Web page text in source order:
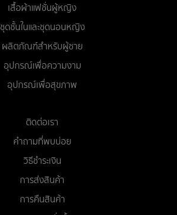
เสื้อผ้าแฟชั่นผู้หญิง
ชุดชั้นในและชุดนอนหญิง
ผลิตภัณฑ์สำหรับผู้ชาย
อุปกรณ์เพื่อความงาม
อุปกรณ์เพื่อสุขภาพ
ติดต่อเรา
คำถามที่พบบ่อย
วิธีชำระเงิน
การส่งสินค้า
การคืนสินค้า